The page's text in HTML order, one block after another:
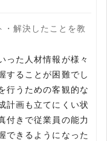
解決したことを教
った人材情報が様々
することが困難でし
行うための客観的な
計画も立てにくい状
付きで従業員の能力
できるようになった